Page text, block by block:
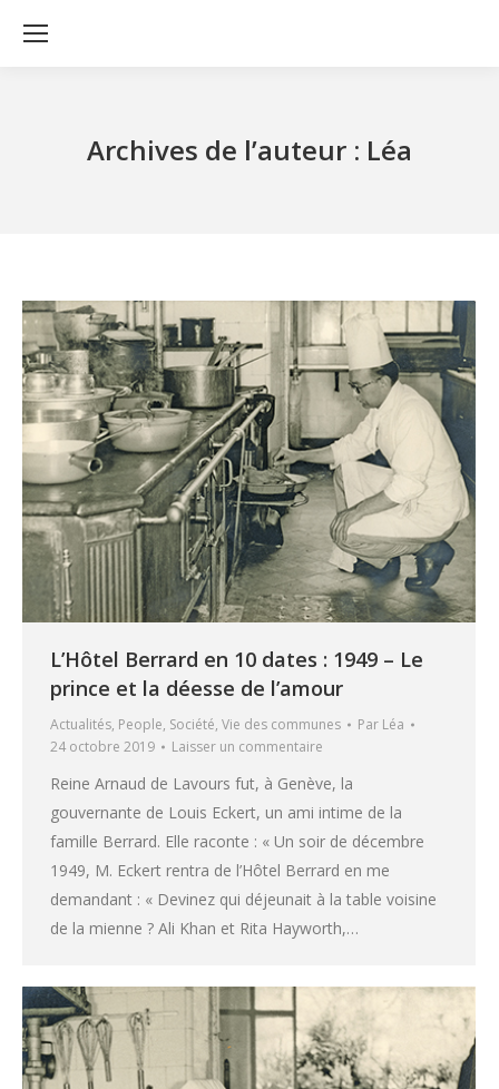
Archives de l’auteur : Léa
L’Hôtel Berrard en 10 dates : 1949 – Le
prince et la déesse de l’amour
Actualités, People, Société, Vie des communes Par Léa
24 octobre 2019
Laisser un commentaire
Reine Arnaud de Lavours fut, à Genève, la
gouvernante de Louis Eckert, un ami intime de la
famille Berrard. Elle raconte : « Un soir de décembre
1949, M. Eckert rentra de l’Hôtel Berrard en me
demandant : « Devinez qui déjeunait à la table voisine
de la mienne ? Ali Khan et Rita Hayworth,…